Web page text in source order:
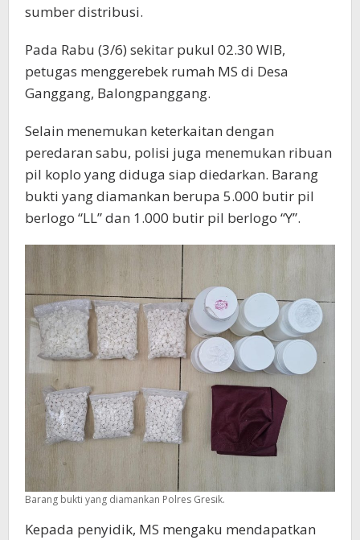
sumber distribusi.
Pada Rabu (3/6) sekitar pukul 02.30 WIB,
petugas menggerebek rumah MS di Desa
Ganggang, Balongpanggang.
Selain menemukan keterkaitan dengan
peredaran sabu, polisi juga menemukan ribuan
pil koplo yang diduga siap diedarkan. Barang
bukti yang diamankan berupa 5.000 butir pil
berlogo “LL” dan 1.000 butir pil berlogo “Y”.
Barang bukti yang diamankan Polres Gresik.
Kepada penyidik, MS mengaku mendapatkan